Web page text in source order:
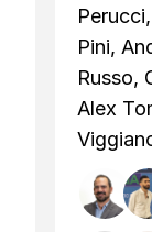
Pini,
Russo,
Alex